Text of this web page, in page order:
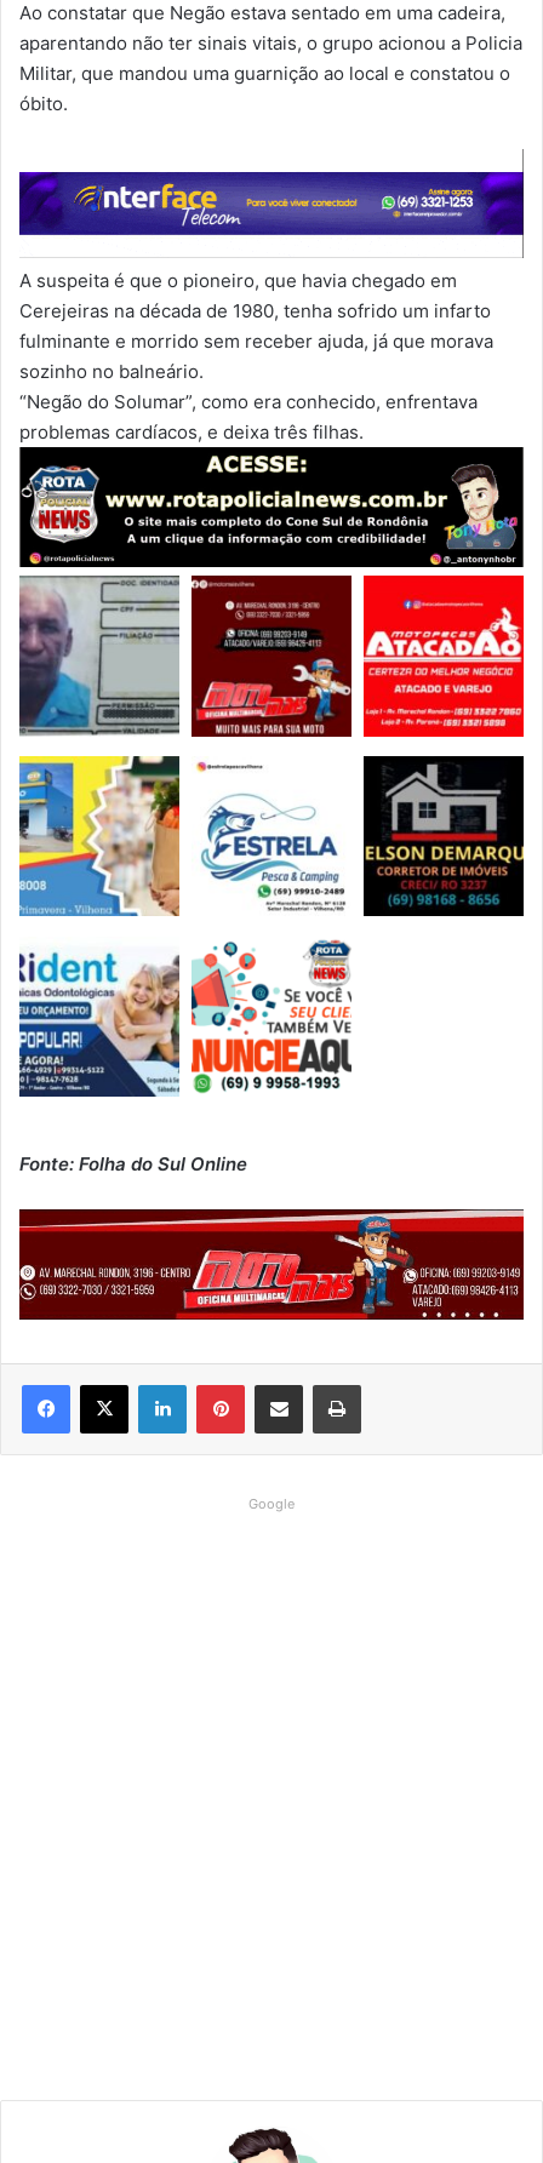
Ao constatar que Negão estava sentado em uma cadeira,
aparentando não ter sinais vitais, o grupo acionou a Policia
Militar, que mandou uma guarnição ao local e constatou o
óbito.
A suspeita é que o pioneiro, que havia chegado em
Cerejeiras na década de 1980, tenha sofrido um infarto
fulminante e morrido sem receber ajuda, já que morava
sozinho no balneário.
“Negão do Solumar”, como era conhecido, enfrentava
problemas cardíacos, e deixa três filhas.
Fonte: Folha do Sul Online
Google